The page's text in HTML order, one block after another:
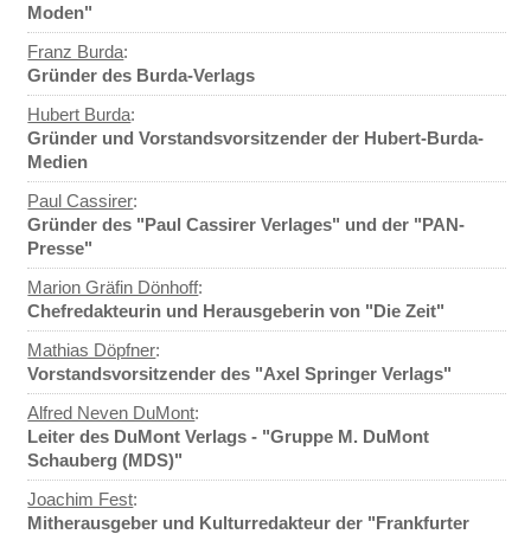
Moden"
Franz Burda:
Gründer des Burda-Verlags
Hubert Burda:
Gründer und Vorstandsvorsitzender der Hubert-Burda-
Medien
Paul Cassirer:
Gründer des "Paul Cassirer Verlages" und der "PAN-
Presse"
Marion Gräfin Dönhoff:
Chefredakteurin und Herausgeberin von "Die Zeit"
Mathias Döpfner:
Vorstandsvorsitzender des "Axel Springer Verlags"
Alfred Neven DuMont:
Leiter des DuMont Verlags - "Gruppe M. DuMont
Schauberg (MDS)"
Joachim Fest:
Mitherausgeber und Kulturredakteur der "Frankfurter